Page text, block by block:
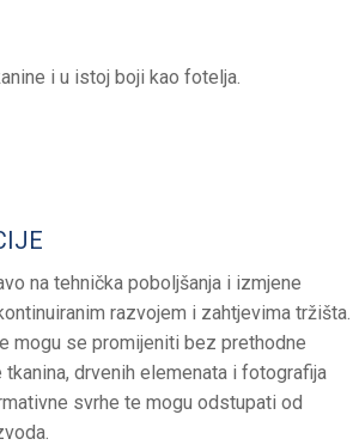
i u istoj boji kao fotelja.
na tehnička poboljšanja i izmjene
razvojem i zahtjevima tržišta.
mogu se promijeniti bez prethodne
tkanina, drvenih elemenata i fotografija
svrhe te mogu odstupati od